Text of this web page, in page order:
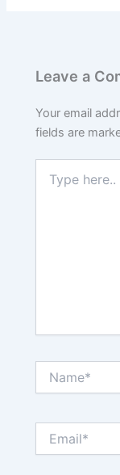
Leave a
Your email
fields are
here..